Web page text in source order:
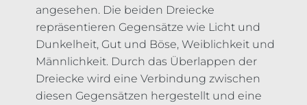
angesehen. Die beiden Dreiecke
repräsentieren Gegensätze wie Licht und
Dunkelheit, Gut und Böse, Weiblichkeit und
Männlichkeit. Durch das Überlappen der
Dreiecke wird eine Verbindung zwischen
diesen Gegensätzen hergestellt und eine